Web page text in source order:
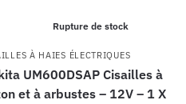
Rupture de stock
À HAIES ÉLECTRIQUES
UM600DSAP Cisailles à
et à arbustes – 12V – 1 X